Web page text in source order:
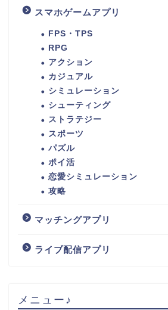
スマホゲームアプリ
FPS・TPS
RPG
アクション
カジュアル
シミュレーション
シューティング
ストラテジー
スポーツ
パズル
ポイ活
恋愛シミュレーション
攻略
マッチングアプリ
ライブ配信アプリ
メニュー♪